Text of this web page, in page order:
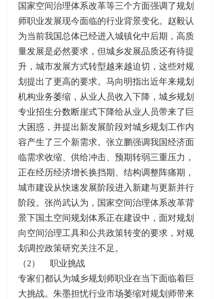
国家空间治理体系改革等三个方面强调了规划
师职业发展现今面临的行业背景变化。赵毅认
为当前我国总体已经进入城镇化中后期，高质
量发展是必然要求，但城乡发展品质还有待提
升，城市发展方式转型越来越迫切，这些对规
划提出了更高的要求。马向明指出近年来规划
机构业务萎缩，从业人员收入下降，城乡规划
专业招生分数断崖式下降给从业人员带来了巨
大困惑，并提出新发展阶段对城乡规划工作内
容产生了三个新需求。张立鹏强调我国经济面
临需求收缩、供给冲击、预期转弱三重压力，
正在经历经济增长换挡期、结构调整阵痛期，
城市建设从快速发展阶段进入新建与更新并行
阶段。张尚武认为，国家空间治理体系改革背
景下国土空间规划体系正在建设中，面对规划
向空间治理工具和公共政策转变的要求，对规
划调控政策研究关注不足。
（2） 职业挑战
专家们都认为城乡规划师职业在当下面临着巨
大挑战。朱墨担忧行业市场萎缩对规划师带来